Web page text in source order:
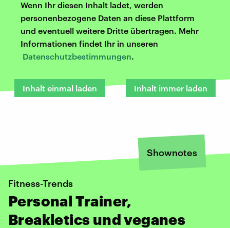
Wenn Ihr diesen Inhalt ladet, werden
personenbezogene Daten an diese Plattform
und eventuell weitere Dritte übertragen. Mehr
Informationen findet Ihr in unseren
Datenschutzbestimmungen.
Inhalt einmal laden Inhalt immer laden
Shownotes
Fitness-Trends
Personal Trainer,
Breakletics und veganes